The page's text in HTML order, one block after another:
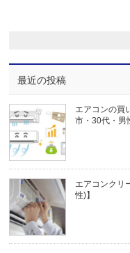
最近の投稿
エアコンの買
市・30代・男
エアコンクリ
性)】